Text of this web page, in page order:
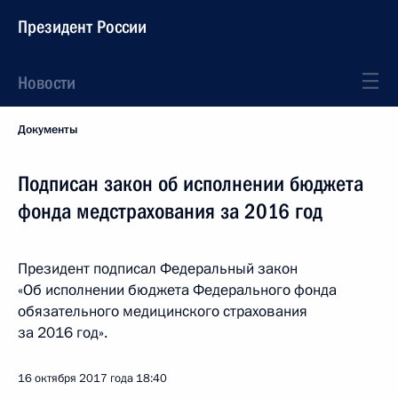
Президент России
Новости
Документы
Подписан закон об исполнении бюджета
фонда медстрахования за 2016 год
Президент подписал Федеральный закон
«Об исполнении бюджета Федерального фонда
обязательного медицинского страхования
за 2016 год».
16 октября 2017 года 18:40